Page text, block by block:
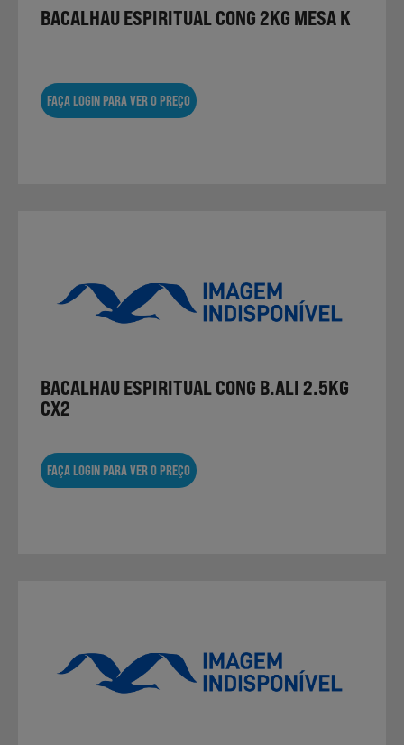
BACALHAU ESPIRITUAL CONG 2KG MESA K
FAÇA LOGIN PARA VER O PREÇO
BACALHAU ESPIRITUAL CONG B.ALI 2.5KG
CX2
FAÇA LOGIN PARA VER O PREÇO